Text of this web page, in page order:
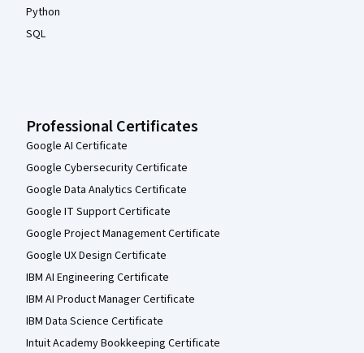
Python
SQL
Professional Certificates
Google AI Certificate
Google Cybersecurity Certificate
Google Data Analytics Certificate
Google IT Support Certificate
Google Project Management Certificate
Google UX Design Certificate
IBM AI Engineering Certificate
IBM AI Product Manager Certificate
IBM Data Science Certificate
Intuit Academy Bookkeeping Certificate